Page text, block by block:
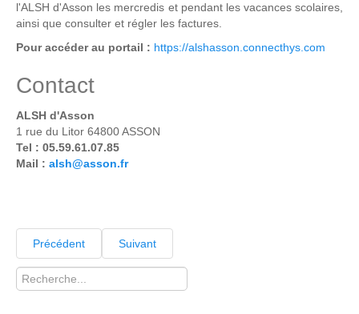
l'ALSH d'Asson les mercredis et pendant les vacances scolaires,
ainsi que consulter et régler les factures.
Pour accéder au portail : https://alshasson.connecthys.com
Contact
ALSH d'Asson
1 rue du Litor 64800 ASSON
Tel : 05.59.61.07.85
Mail : alsh@asson.fr
Précédent
Suivant
Rechercher